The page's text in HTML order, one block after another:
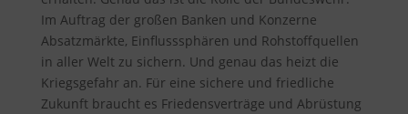
Im Auftrag der großen Banken und Konzerne
Absatzmärkte, Einflusssphären und Rohstoffquellen
in aller Welt zu sichern. Und genau das heizt die
Kriegsgefahr an. Für eine sichere und friedliche
Zukunft braucht es Friedensverträge und Abrüstung